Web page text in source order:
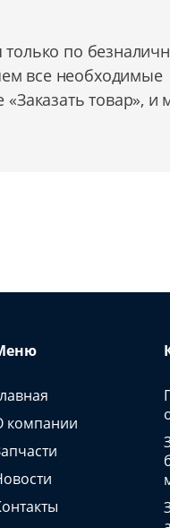
только по
все необходимые
товар», и
компании